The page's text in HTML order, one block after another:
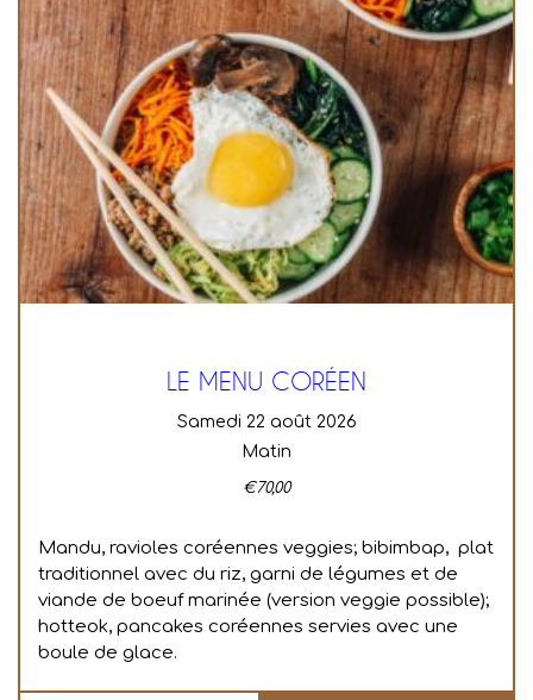
LE MENU CORÉEN
samedi 22 août 2026
Matin
€70,00
Mandu, ravioles coréennes veggies; bibimbap, plat
traditionnel avec du riz, garni de légumes et de
viande de boeuf marinée (version veggie possible);
hotteok, pancakes coréennes servies avec une
boule de glace.